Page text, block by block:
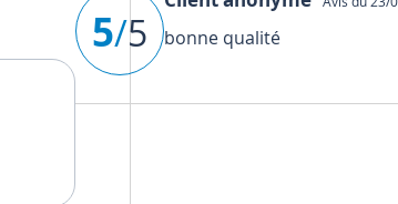
5/5 bonne qualité